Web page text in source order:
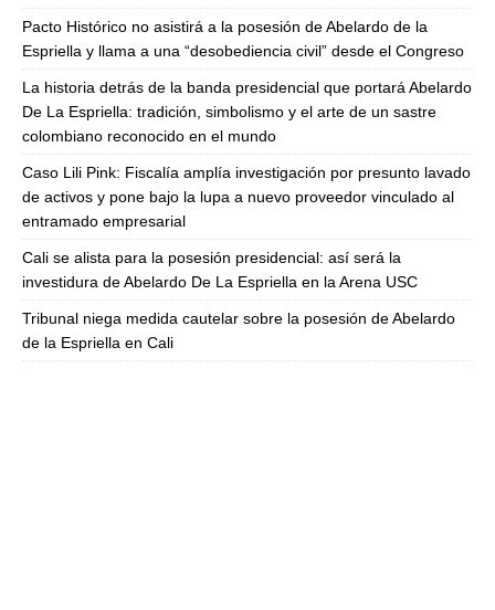
Pacto Histórico no asistirá a la posesión de Abelardo de la
Espriella y llama a una “desobediencia civil” desde el Congreso
La historia detrás de la banda presidencial que portará Abelardo
De La Espriella: tradición, simbolismo y el arte de un sastre
colombiano reconocido en el mundo
Caso Lili Pink: Fiscalía amplía investigación por presunto lavado
de activos y pone bajo la lupa a nuevo proveedor vinculado al
entramado empresarial
Cali se alista para la posesión presidencial: así será la
investidura de Abelardo De La Espriella en la Arena USC
Tribunal niega medida cautelar sobre la posesión de Abelardo
de la Espriella en Cali